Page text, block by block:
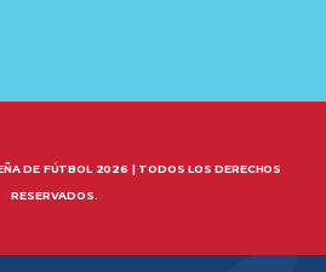
DE FÚTBOL 2026 | TODOS LOS DERECHOS
RESERVADOS.